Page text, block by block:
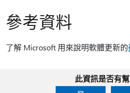
參考資料
了解 Microsoft 用來說明軟體更新的
此資訊是否有